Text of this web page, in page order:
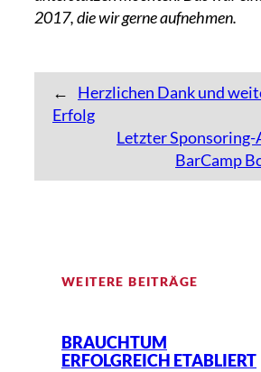
2017, die wir gerne aufnehmen.
←
Herzlichen Dank und
Erfolg
Letzter
BarCamp
WEITERE BEITRÄGE
BRAUCHTUM
ERFOLGREICH ETABLIERT